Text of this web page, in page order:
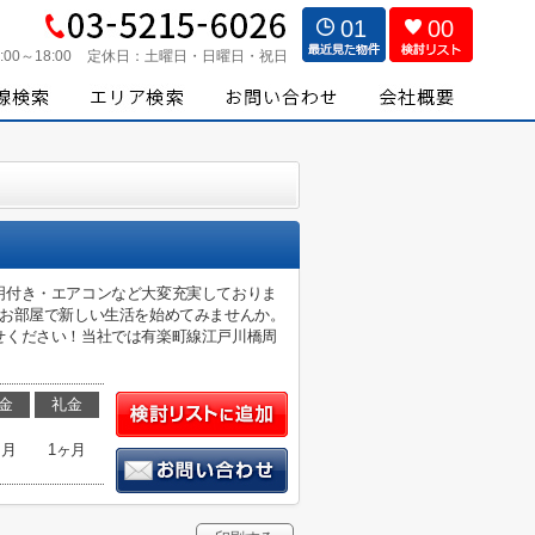
～18:00 定休日： 土曜日・日曜日・祝日
01 00
き・エアコンなど大変充実しておりま
屋で新しい生活を始めてみませんか。
ださい！当社では有楽町線江戸川橋周
礼金
1ヶ月